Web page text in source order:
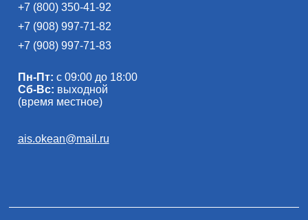
+7 (800) 350-41-92
+7 (908) 997-71-82
+7 (908) 997-71-83
Пн-Пт: с 09:00 до 18:00
Сб-Вс: выходной
(время местное)
ais.okean@mail.ru